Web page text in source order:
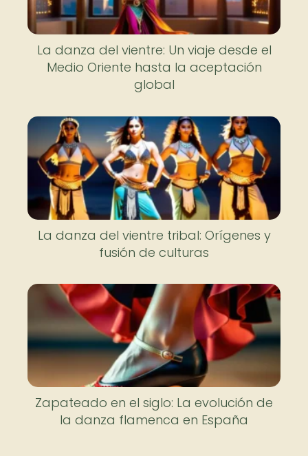
La danza del vientre: Un viaje desde el
Medio Oriente hasta la aceptación
global
La danza del vientre tribal: Orígenes y
fusión de culturas
Zapateado en el siglo: La evolución de
la danza flamenca en España